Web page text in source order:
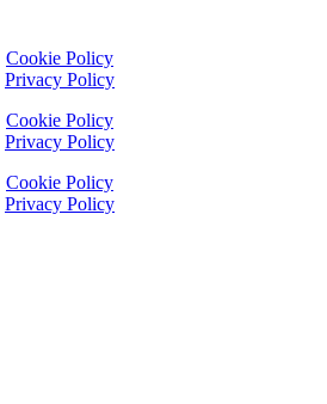
Cookie Policy
Privacy Policy
Cookie Policy
Privacy Policy
Cookie Policy
Privacy Policy